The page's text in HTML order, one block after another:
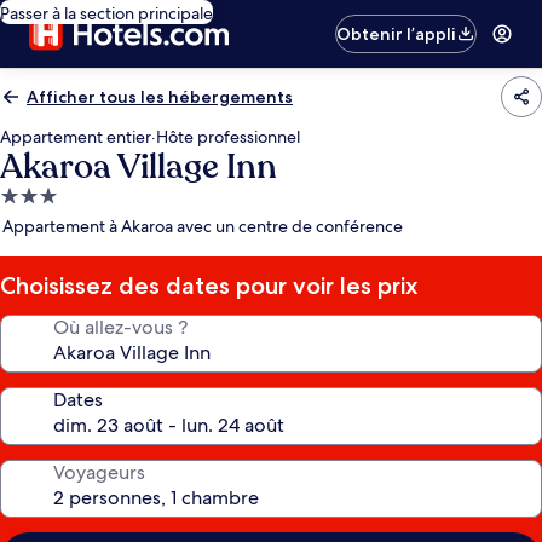
Passer à la section principale
Obtenir l’appli
Afficher tous les hébergements
Appartement entier·Hôte professionnel
Akaroa Village Inn
Hébergement
3.0 étoiles
Appartement à Akaroa avec un centre de conférence
Choisissez des dates pour voir les prix
Où allez-vous ?
Dates
Voyageurs